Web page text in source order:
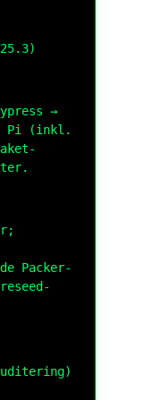
→
Pi (inkl.
Packer-